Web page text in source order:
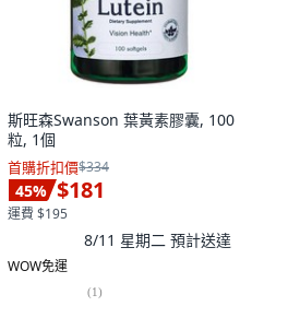
斯旺森Swanson 葉黃素膠囊, 100
粒, 1個
首購折扣價$334
45% $181
運費 $195
8/11 星期二 預計送達
WOW免運
(1)